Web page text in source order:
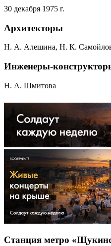
30 декабря 1975 г.
Архитекторы
Н. А. Алешина, Н. К.
Инженеры-
Н. А. Шмитова
Станция метро